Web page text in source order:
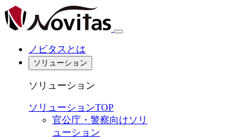
ノビタスとは
ソリューション
ソリューション
ソリューションTOP
官公庁・警察向けソリ
ューション